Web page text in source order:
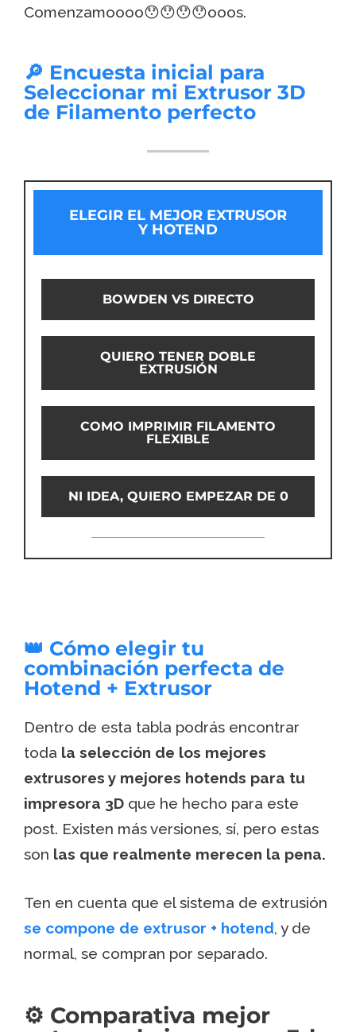
Comenzamoooo😯😯😯😯ooos.
🔎 Encuesta inicial para
Seleccionar mi Extrusor 3D
de Filamento perfecto
ELEGIR EL MEJOR EXTRUSOR
Y HOTEND
BOWDEN VS DIRECTO
QUIERO TENER DOBLE
EXTRUSIÓN
COMO IMPRIMIR FILAMENTO
FLEXIBLE
NI IDEA, QUIERO EMPEZAR DE 0
👑 Cómo elegir tu
combinación perfecta de
Hotend + Extrusor
Dentro de esta tabla podrás encontrar
toda la selección de los mejores
extrusores y mejores hotends para tu
impresora 3D que he hecho para este
post. Existen más versiones, sí, pero estas
son las que realmente merecen la pena.
Ten en cuenta que el sistema de extrusión
se compone de extrusor + hotend, y de
normal, se compran por separado.
⚙️ Comparativa mejor